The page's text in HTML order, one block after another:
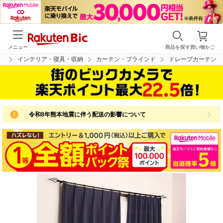
買い物かご
商品を探す
メニュー
インテリア・寝具・収納 カーテン・ブラインド ドレープカーテン
令和8年熊本地震に伴う配送の影響について